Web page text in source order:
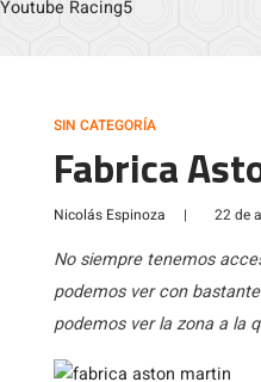
Youtube Racing5
SIN CATEGORÍA
Fabrica
Nicolás Espinoza | 22 de
No siempre tenemos
podemos ver con
podemos ver la zona a la